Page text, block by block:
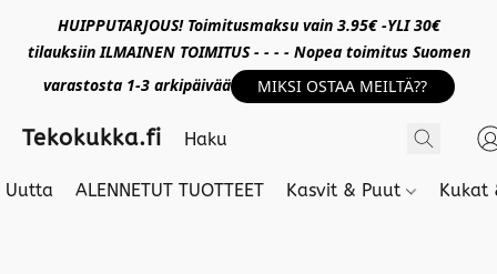
HUIPPUTARJOUS! Toimitusmaksu vain 3.95€ -YLI 30€
tilauksiin ILMAINEN TOIMITUS - - - - Nopea toimitus Suomen
varastosta 1-3 arkipäivää
MIKSI OSTAA MEILTÄ??
Tekokukka.fi
Uutta ALENNETUT TUOTTEET Kasvit & Puut Kukat